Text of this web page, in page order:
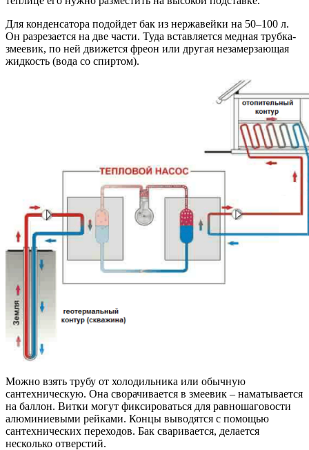
Для конденсатора подойдет бак из нержавейки на 50–100 л.
Он разрезается на две части. Туда вставляется медная трубка-
змеевик, по ней движется фреон или другая незамерзающая
жидкость (вода со спиртом).
Можно взять трубу от холодильника или обычную
сантехническую. Она сворачивается в змеевик – наматывается
на баллон. Витки могут фиксироваться для равношаговости
алюминиевыми рейками. Концы выводятся с помощью
сантехнических переходов. Бак сваривается, делается
несколько отверстий.